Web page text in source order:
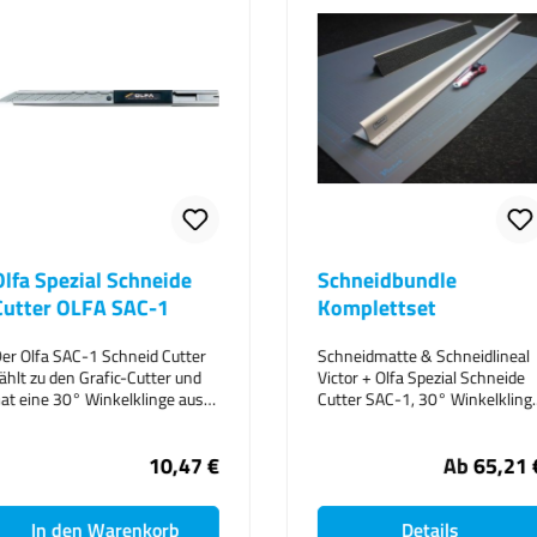
Schneidbundle
Komplettset
Schneidmatte & Schneidlineal
Victor + Olfa Spezial Schneide
Cutter SAC-1, 30° Winkelklinge
90x120cm + Lineal 104cm +
Olfa SAC-1 L = Matte
100x150cm + Lineal 156cm +
Olfa SAC-1
Ab
Details
Solution Foam
selbstklebend,
für die
Sie sind eine
Präsentation von